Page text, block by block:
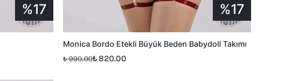
%17 %17
Monica Bordo Etekli Büyük Beden Babydoll Takımı
₺ 990.00₺ 820.00